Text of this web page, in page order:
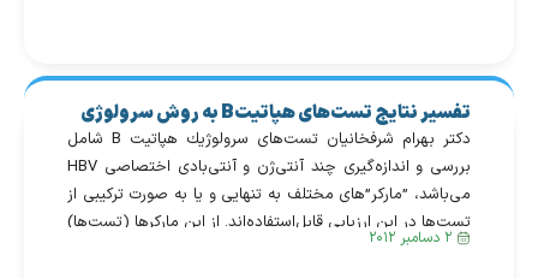
تفسير نتايج تست‌های هپاتيتB به روش سرولوژی
دكتر بهرام شرفخانیان تست‌های سرولوژیك هپاتیت B شامل
بررسی و اندازه‌گیری چند آنتی‌ژن و آنتی‌بادی اختصاصی HBV
می‌باشد، ”ماركر”های مختلف به تنهایی و یا به صورت تركیبی از
تست‌ها در این ارزیابی قابل‌استفاده‌اند. از این ماركرها (تست‌ها)
۲ دسامبر ۲۰۱۲